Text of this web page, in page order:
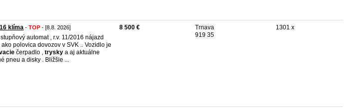
klíma - TOP - [8.8. 2026]
automat , r.v. 11/2016 nájazd
polovica dovozov v SVK .. Vozidlo je
čerpadlo , trysky a aj aktuálne
pneu a disky . Bližšie ...
8 500 €
Trnava
919 35
1301 x